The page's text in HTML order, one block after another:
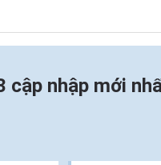
cập nhập mới